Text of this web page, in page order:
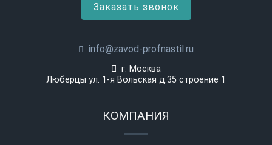
Заказать звонок
info@zavod-profnastil.ru
г. Москва
Люберцы ул. 1-я Вольская д.35 строение 1
КОМПАНИЯ